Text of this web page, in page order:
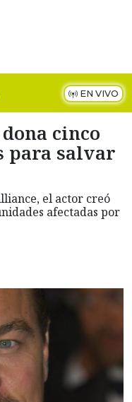
EN VIVO
cinco
para salvar
el actor creó
afectadas por